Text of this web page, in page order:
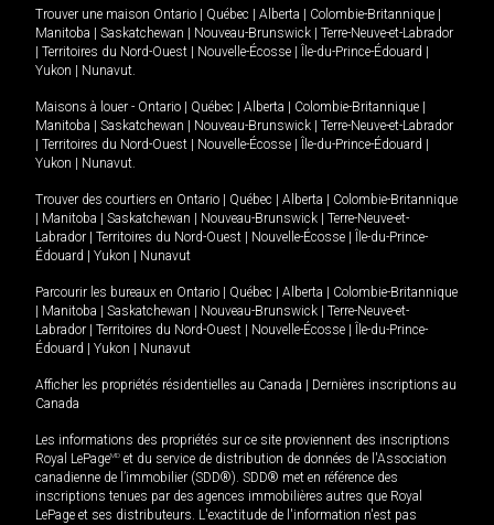
Trouver une maison Ontario Québec Alberta Colombie-Britannique
Manitoba
Saskatchewan Nouveau-Brunswick
Terre-Neuve-et-Labrador
Territoires du Nord-Ouest Nouvelle-Écosse Île-du-Prince-Édouard
Yukon
Nunavut.
Maisons à louer - Ontario Québec Alberta Colombie-Britannique
Manitoba
Saskatchewan Nouveau-Brunswick
Terre-Neuve-et-Labrador
Territoires du Nord-Ouest Nouvelle-Écosse Île-du-Prince-Édouard
Yukon
Nunavut.
Trouver des courtiers en Ontario Québec Alberta
Colombie-Britannique
Manitoba Saskatchewan Nouveau-Brunswick
Terre-Neuve-et-
Labrador
Territoires du Nord-Ouest Nouvelle-Écosse
Île-du-Prince-
Édouard
Yukon Nunavut
Parcourir les bureaux en Ontario Québec Alberta
Colombie-Britannique
Manitoba Saskatchewan Nouveau-Brunswick
Terre-Neuve-et-
Labrador
Territoires du Nord-Ouest Nouvelle-Écosse
Île-du-Prince-
Édouard
Yukon Nunavut
Afficher les propriétés résidentielles au Canada
Dernières inscriptions au
Canada
Les informations des propriétés sur ce site proviennent des inscriptions
Royal LePageMD et du service de distribution de données de l'Association
canadienne de l’immobilier (SDD®). SDD® met en référence des
inscriptions tenues par des agences immobilières autres que Royal
LePage et ses distributeurs. L'exactitude de l'information n'est pas